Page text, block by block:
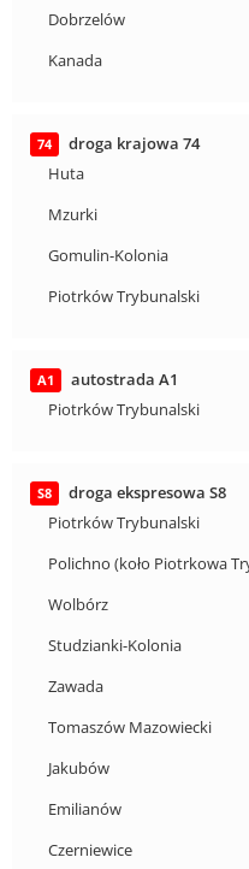
Dobrzelów
Kanada
74
droga krajowa 74
Huta
Mzurki
Gomulin-Kolonia
Piotrków Trybunalski
A1
autostrada A1
Piotrków Trybunalski
S8
droga ekspresowa S8
Piotrków Trybunalski
Polichno (koło Piotrkowa
Wolbórz
Studzianki-Kolonia
Zawada
Tomaszów Mazowiecki
Jakubów
Emilianów
Czerniewice